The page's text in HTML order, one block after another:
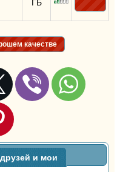
ГБ
качестве
и мои